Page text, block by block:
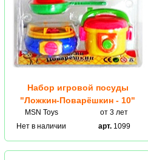
Набор игровой посуды
"Ложкин-Поварёшкин - 10"
MSN Toys
от 3 лет
Нет в наличии
арт.1099